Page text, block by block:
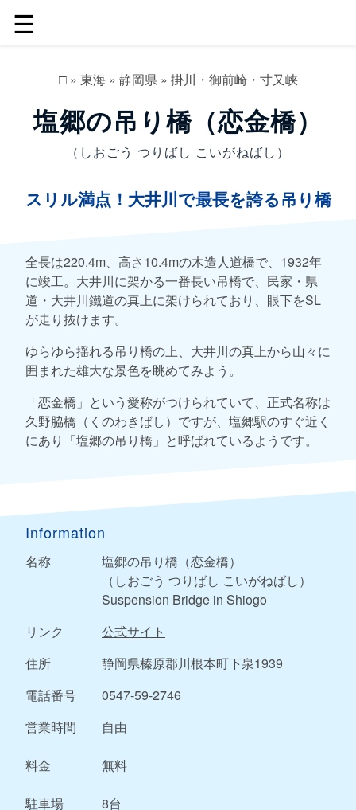
☰
□» 東海» 静岡県» 掛川・御前崎・寸又峡
塩郷の吊り橋（恋金橋）
（しおごう つりばし こいがねばし）
スリル満点！大井川で最長を誇る吊り橋
全長は220.4m、高さ10.4mの木造人道橋で、1932年
に竣工。大井川に架かる一番長い吊橋で、民家・県
道・大井川鐵道の真上に架けられており、眼下をSL
が走り抜けます。
ゆらゆら揺れる吊り橋の上、大井川の真上から山々に
囲まれた雄大な景色を眺めてみよう。
「恋金橋」という愛称がつけられていて、正式名称は
久野脇橋（くのわきばし）ですが、塩郷駅のすぐ近く
にあり「塩郷の吊り橋」と呼ばれているようです。
Information
名称
塩郷の吊り橋（恋金橋）
（しおごう つりばし こいがねばし）
Suspension Bridge in Shiogo
リンク
公式サイト
住所
静岡県榛原郡川根本町下泉1939
電話番号
0547-59-2746
営業時間
自由
料金 無料
駐車場
8台